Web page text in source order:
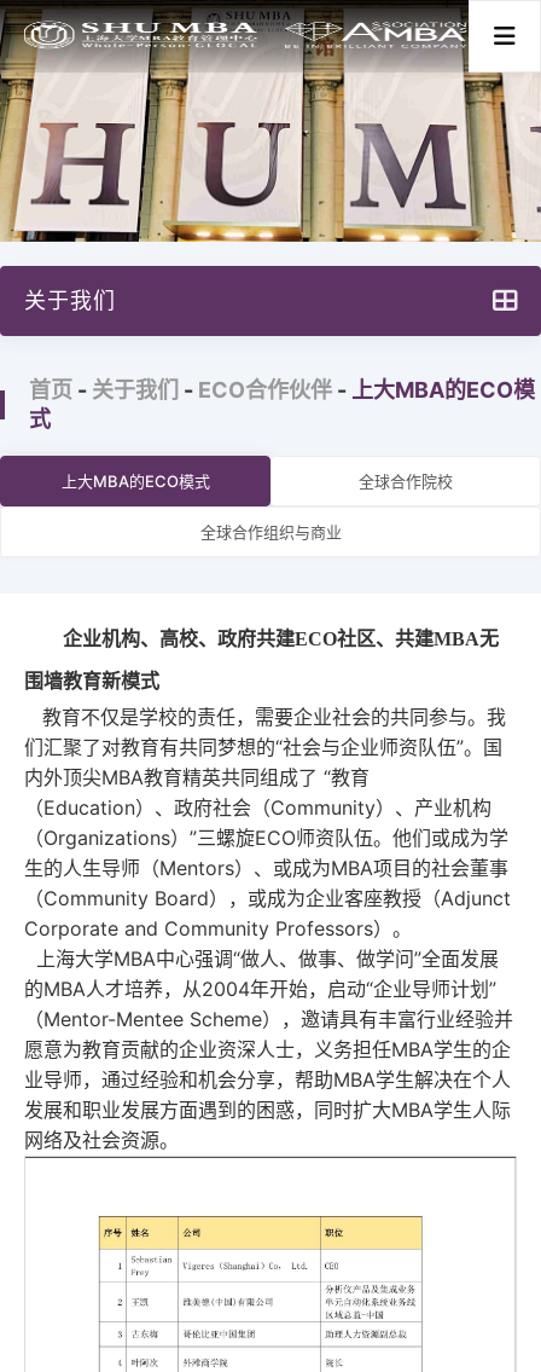
首页
新闻活动
校友
教务系统 会议室 EN
关于我们
主任寄语
大事记
治理构架
职能办公室介绍
首页 - 关于我们 - ECO合作伙伴 -
上大MBA的ECO模
式
上大MBA的ECO模式 全球合作院校
全球合作组织与商业
企业机构、高校、政府共建ECO社区、共建MBA无
围墙教育新模式
教育不仅是学校的责任，需要企业社会的共同参与。我
们汇聚了对教育有共同梦想的“社会与企业师资队伍”。国
内外顶尖MBA教育精英共同组成了 “教育
（Education）、政府社会（Community）、产业机构
（Organizations）”三螺旋ECO师资队伍。他们或成为学
生的人生导师（Mentors）、或成为MBA项目的社会董事
（Community Board），或成为企业客座教授（Adjunct
Corporate and Community Professors）。
上海大学MBA中心强调“做人、做事、做学问”全面发展
的MBA人才培养，从2004年开始，启动“企业导师计划”
（Mentor-Mentee Scheme），邀请具有丰富行业经验并
愿意为教育贡献的企业资深人士，义务担任MBA学生的企
业导师，通过经验和机会分享，帮助MBA学生解决在个人
发展和职业发展方面遇到的困惑，同时扩大MBA学生人际
网络及社会资源。